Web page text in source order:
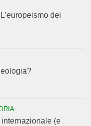
dei
(e